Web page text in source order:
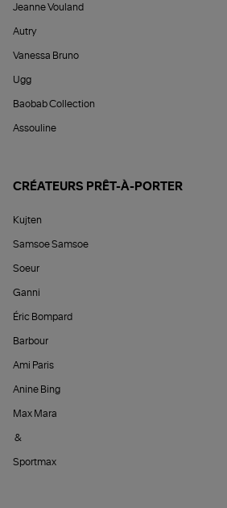
Jeanne Vouland
Autry
Vanessa Bruno
Ugg
Baobab Collection
Assouline
CRÉATEURS PRÊT-À-PORTER
Kujten
Samsoe Samsoe
Soeur
Ganni
Éric Bompard
Barbour
Ami Paris
Anine Bing
Max Mara
&
Sportmax